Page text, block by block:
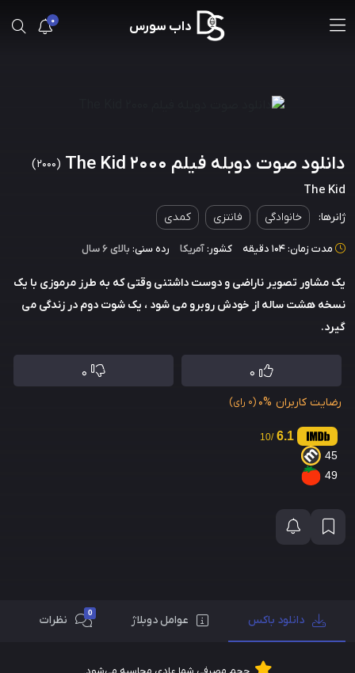
0 داب سورس
دانلود صوت دوبله فیلم The Kid 2000 (2000)
The Kid
ژانرها: خانوادگی فانتزی کمدی
مدت زمان: 104 دقیقه کشور:آمریکا رده سنی: بالای ۶ سال
یک مشاور تصویر ناراضی و دوست داشتنی وقتی که به طرز مرموزی با یک
نسخه هشت ساله از خودش روبرو می شود ، یک شوت دوم در زندگی می
گیرد.
0
0
رضایت کاربران 0% (0 رای)
6.1
/10
45
49
دانلود باکس عوامل دوبلاژ 0 نظرات